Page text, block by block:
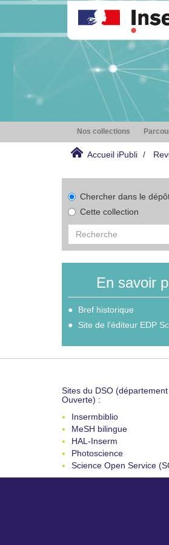
Nos collections
Accueil iPubli
Chercher dans le
Cette collection
En savoir
Bref historique
Site de l'éditeur EDP
Sites du DSO
Ouverte) :
Insermbiblio
MeSH bilingue
HAL-Inserm
Photoscience
Science Open Service